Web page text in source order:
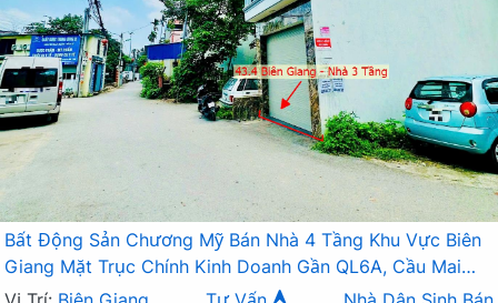
Bất Động Sản Chương Mỹ Bán Nhà 4 Tầng Khu Vực Biên
Giang Mặt Trục Chính Kinh Doanh Gần QL6A, Cầu Mai
Lĩnh Đang Mở Rộng